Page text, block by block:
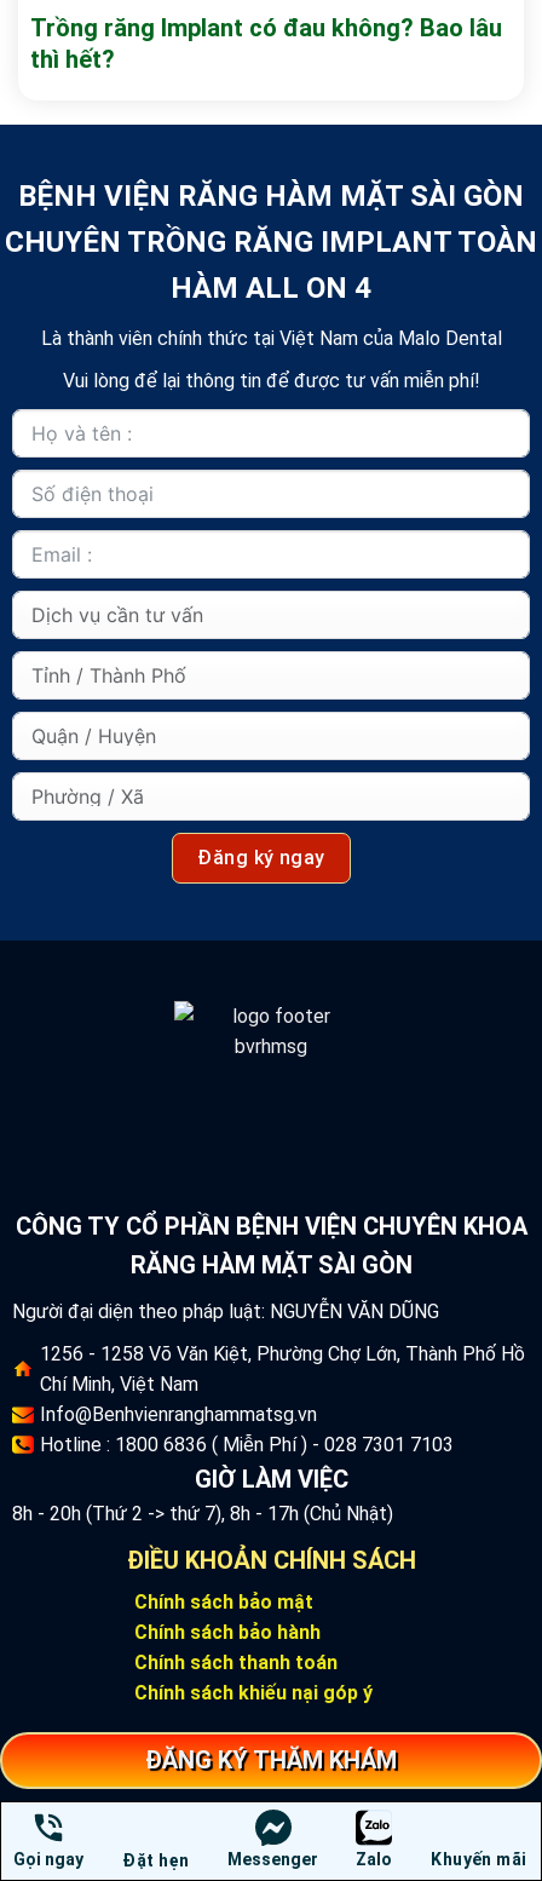
Trồng răng Implant có đau không? Bao lâu
thì hết?
BỆNH VIỆN RĂNG HÀM MẶT SÀI GÒN
CHUYÊN TRỒNG RĂNG IMPLANT TOÀN
HÀM ALL ON 4
Là thành viên chính thức tại Việt Nam của Malo Dental
Vui lòng để lại thông tin để được tư vấn miễn phí!
Đăng ký ngay
CÔNG TY CỔ PHẦN BỆNH VIỆN CHUYÊN KHOA
RĂNG HÀM MẶT SÀI GÒN
Người đại diện theo pháp luật: NGUYỄN VĂN DŨNG
1256 - 1258 Võ Văn Kiệt, Phường Chợ Lớn, Thành Phố Hồ
Chí Minh, Việt Nam
Info@Benhvienranghammatsg.vn
Hotline : 1800 6836 ( Miễn Phí ) - 028 7301 7103
GIỜ LÀM VIỆC
8h - 20h (Thứ 2 -> thứ 7), 8h - 17h (Chủ Nhật)
ĐIỀU KHOẢN CHÍNH SÁCH
Chính sách bảo mật
Chính sách bảo hành
Chính sách thanh toán
Chính sách khiếu nại góp ý
ĐĂNG KÝ THĂM KHÁM
KẾT NỐI VỚI CHÚNG TÔI
Gọi ngay Đặt hẹn Messenger Zalo Khuyến mãi